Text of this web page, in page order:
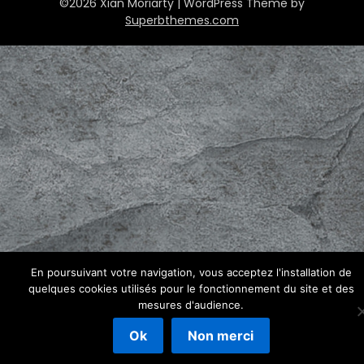
Superbthemes.com
En poursuivant votre navigation, vous acceptez l'installation de
quelques cookies utilisés pour le fonctionnement du site et des
mesures d'audience.
Ok Non merci